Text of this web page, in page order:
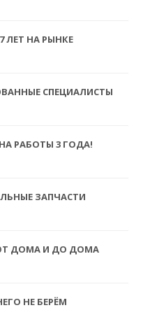
ЛЕТ НА РЫНКЕ
СПЕЦИАЛИСТЫ
РАБОТЫ 3 ГОДА!
ЗАПЧАСТИ
ДОМА И ДО ДОМА
НЕ БЕРЁМ